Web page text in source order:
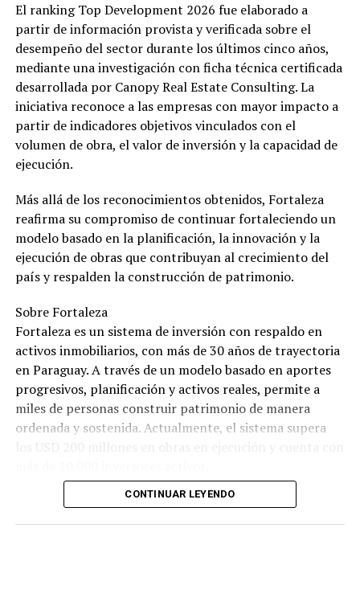
El ranking Top Development 2026 fue elaborado a
partir de información provista y verificada sobre el
desempeño del sector durante los últimos cinco años,
mediante una investigación con ficha técnica certificada
desarrollada por Canopy Real Estate Consulting. La
iniciativa reconoce a las empresas con mayor impacto a
partir de indicadores objetivos vinculados con el
volumen de obra, el valor de inversión y la capacidad de
ejecución.
Más allá de los reconocimientos obtenidos, Fortaleza
reafirma su compromiso de continuar fortaleciendo un
modelo basado en la planificación, la innovación y la
ejecución de obras que contribuyan al crecimiento del
país y respalden la construcción de patrimonio.
Sobre Fortaleza
Fortaleza es un sistema de inversión con respaldo en
activos inmobiliarios, con más de 30 años de trayectoria
en Paraguay. A través de un modelo basado en aportes
progresivos, planificación y activos reales, permite a
miles de personas construir patrimonio de manera
ordenada y sostenida. Actualmente, el sistema supera
CONTINUAR LEYENDO